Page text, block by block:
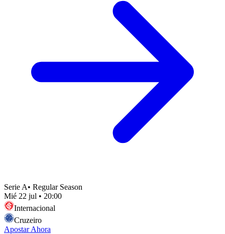
Serie A• Regular Season
Mié 22 jul • 20:00
Internacional
Cruzeiro
Apostar Ahora